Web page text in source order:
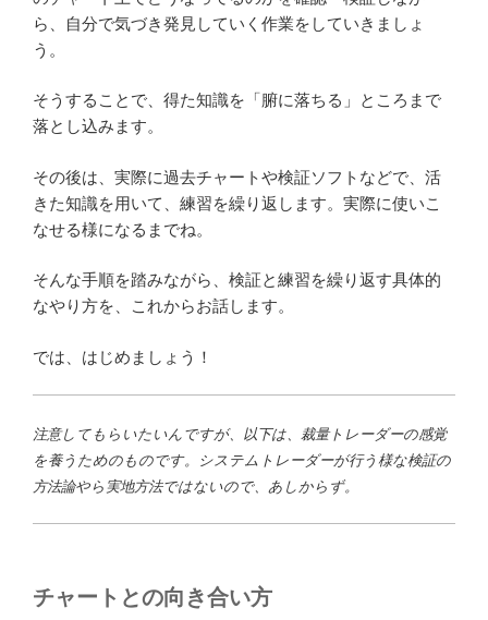
ら、自分で気づき発見していく作業をしていきましょ
う。
そうすることで、得た知識を「腑に落ちる」ところまで
落とし込みます。
その後は、実際に過去チャートや検証ソフトなどで、活
きた知識を用いて、練習を繰り返します。実際に使いこ
なせる様になるまでね。
そんな手順を踏みながら、検証と練習を繰り返す具体的
なやり方を、これからお話します。
では、はじめましょう！
注意してもらいたいんですが、以下は、裁量トレーダーの感覚
を養うためのものです。システムトレーダーが行う様な検証の
方法論やら実地方法ではないので、あしからず。
チャートとの向き合い方